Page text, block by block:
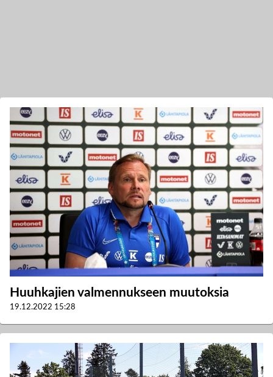
Huuhkajien valmennukseen muutoksia
19.12.2022 15:28